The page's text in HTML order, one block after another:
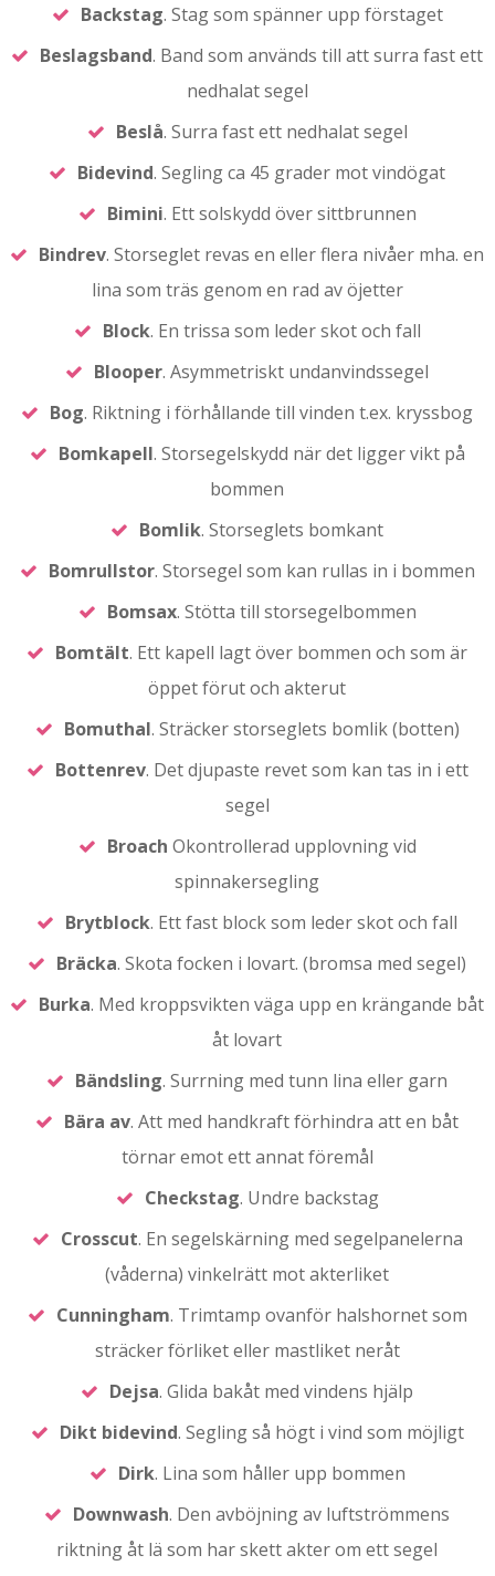
Backstag. Stag som spänner upp förstaget
Beslagsband. Band som används till att surra fast ett
nedhalat segel
Beslå. Surra fast ett nedhalat segel
Bidevind. Segling ca 45 grader mot vindögat
Bimini. Ett solskydd över sittbrunnen
Bindrev. Storseglet revas en eller flera nivåer mha. en
lina som träs genom en rad av öjetter
Block. En trissa som leder skot och fall
Blooper. Asymmetriskt undanvindssegel
Bog. Riktning i förhållande till vinden t.ex. kryssbog
Bomkapell. Storsegelskydd när det ligger vikt på
bommen
Bomlik. Storseglets bomkant
Bomrullstor. Storsegel som kan rullas in i bommen
Bomsax. Stötta till storsegelbommen
Bomtält. Ett kapell lagt över bommen och som är
öppet förut och akterut
Bomuthal. Sträcker storseglets bomlik (botten)
Bottenrev. Det djupaste revet som kan tas in i ett
segel
Broach Okontrollerad upplovning vid
spinnakersegling
Brytblock. Ett fast block som leder skot och fall
Bräcka. Skota focken i lovart. (bromsa med segel)
Burka. Med kroppsvikten väga upp en krängande båt
åt lovart
Bändsling. Surrning med tunn lina eller garn
Bära av. Att med handkraft förhindra att en båt
törnar emot ett annat föremål
Checkstag. Undre backstag
Crosscut. En segelskärning med segelpanelerna
(våderna) vinkelrätt mot akterliket
Cunningham. Trimtamp ovanför halshornet som
sträcker förliket eller mastliket neråt
Dejsa. Glida bakåt med vindens hjälp
Dikt bidevind. Segling så högt i vind som möjligt
Dirk. Lina som håller upp bommen
Downwash. Den avböjning av luftströmmens
riktning åt lä som har skett akter om ett segel